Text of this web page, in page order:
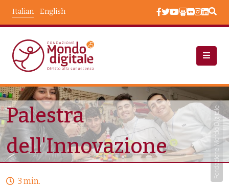
English
Italian
Progetti Palestra Dell'Innovazione
Fondazione Mondo Digitale
Palestra
dell'Innovazione
3 min.